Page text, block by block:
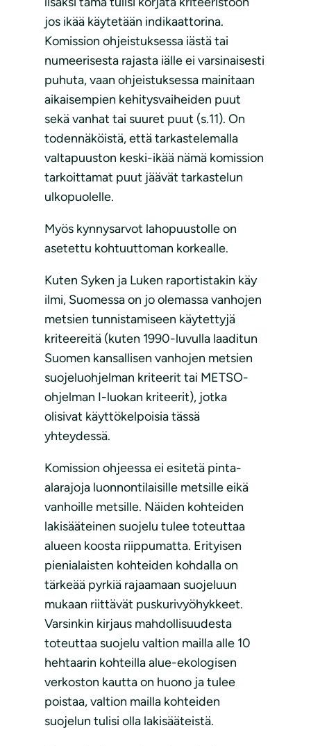
jos ikää käytetään indikaattorina.
Komission ohjeistuksessa iästä tai
numeerisesta rajasta iälle ei varsinaisesti
puhuta, vaan ohjeistuksessa mainitaan
aikaisempien kehitysvaiheiden puut
sekä vanhat tai suuret puut (s.11). On
todennäköistä, että tarkastelemalla
valtapuuston keski-ikää nämä komission
tarkoittamat puut jäävät tarkastelun
ulkopuolelle.
Myös kynnysarvot lahopuustolle on
asetettu kohtuuttoman korkealle.
Kuten Syken ja Luken raportistakin käy
ilmi, Suomessa on jo olemassa vanhojen
metsien tunnistamiseen käytettyjä
kriteereitä (kuten 1990-luvulla laaditun
Suomen kansallisen vanhojen metsien
suojeluohjelman kriteerit tai METSO-
ohjelman I-luokan kriteerit), jotka
olisivat käyttökelpoisia tässä
yhteydessä.
Komission ohjeessa ei esitetä pinta-
alarajoja luonnontilaisille metsille eikä
vanhoille metsille. Näiden kohteiden
lakisääteinen suojelu tulee toteuttaa
alueen koosta riippumatta. Erityisen
pienialaisten kohteiden kohdalla on
tärkeää pyrkiä rajaamaan suojeluun
mukaan riittävät puskurivyöhykkeet.
Varsinkin kirjaus mahdollisuudesta
toteuttaa suojelu valtion mailla alle 10
hehtaarin kohteilla alue-ekologisen
verkoston kautta on huono ja tulee
poistaa, valtion mailla kohteiden
suojelun tulisi olla lakisääteistä.